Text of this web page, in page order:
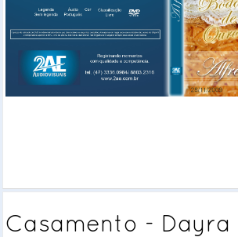
Casamento - Dayra